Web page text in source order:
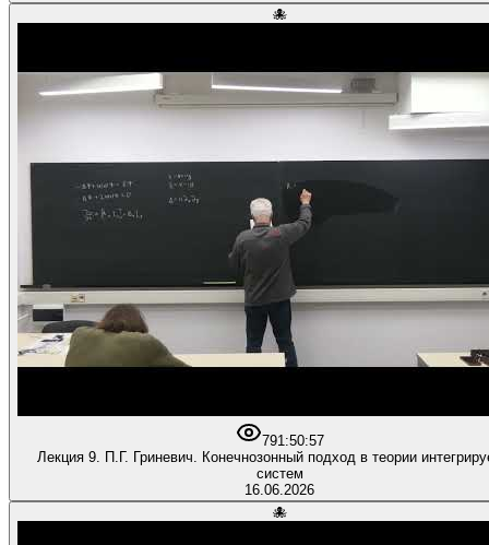
🐙
791:50:57
Лекция 9. П.Г. Гриневич. Конечнозонный подход в теории
систем
16.06.2026
🐙